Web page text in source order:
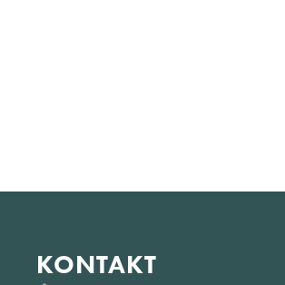
KONTAKT